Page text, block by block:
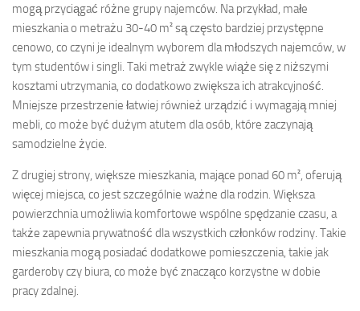
mogą przyciągać różne grupy najemców. Na przykład, małe
mieszkania o metrażu 30-40 m² są często bardziej przystępne
cenowo, co czyni je idealnym wyborem dla młodszych najemców, w
tym studentów i singli. Taki metraż zwykle wiąże się z niższymi
kosztami utrzymania, co dodatkowo zwiększa ich atrakcyjność.
Mniejsze przestrzenie łatwiej również urządzić i wymagają mniej
mebli, co może być dużym atutem dla osób, które zaczynają
samodzielne życie.
Z drugiej strony, większe mieszkania, mające ponad 60 m², oferują
więcej miejsca, co jest szczególnie ważne dla rodzin. Większa
powierzchnia umożliwia komfortowe wspólne spędzanie czasu, a
także zapewnia prywatność dla wszystkich członków rodziny. Takie
mieszkania mogą posiadać dodatkowe pomieszczenia, takie jak
garderoby czy biura, co może być znacząco korzystne w dobie
pracy zdalnej.